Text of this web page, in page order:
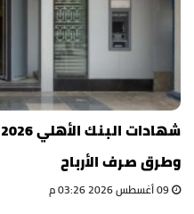
وطرق صرف الأرباح